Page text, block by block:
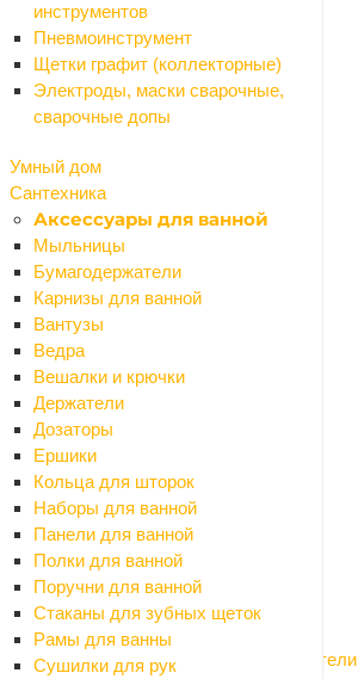
инструментов
Пневмоинструмент
Щетки графит (коллекторные)
Электроды, маски сварочные,
сварочные допы
Умный дом
Сантехника
Аксессуары для ванной
Мыльницы
Бумагодержатели
Карнизы для ванной
Вантузы
Ведра
Вешалки и крючки
Держатели
Дозаторы
Ершики
Кольца для шторок
Наборы для ванной
Панели для ванной
Полки для ванной
Поручни для ванной
Стаканы для зубных щеток
Рамы для ванны
Сушилки для рук
Дренажные системы
Комплектующие
Лотки
Гидроизоляция
Назад
Гидроизоляция
Битумные мастики
Битумный праймер
Гидроизоляционные ленты
Гидроизоляция сухая
Гидропломбы
Обмазочная гидроизоляция
Профилированная мембрана
Рубероид
Рулонная гидроизоляция
Укрывной материал
Гипсокартон и профиля
Назад
Гипсокартон и профиля
Гипсокартон
Профиля для гипсокартона
Сетки армирующие
Соединители для профилей и уплотнители